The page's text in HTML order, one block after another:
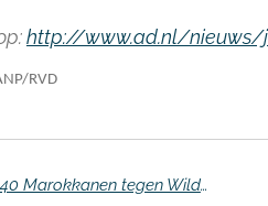
http://www.ad.nl/nieuws/
RVD
OM wijst schadeclaims 40 Marokkanen tegen Wilders af